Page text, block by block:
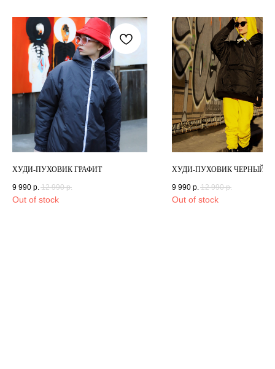
ХУДИ-ПУХОВИК ГРАФИТ
9 990 р. 12 990 р.
Out of stock
ХУДИ-ПУХОВИК ЧЕРНЫЙ
9 990 р. 12 990 р.
Out of stock